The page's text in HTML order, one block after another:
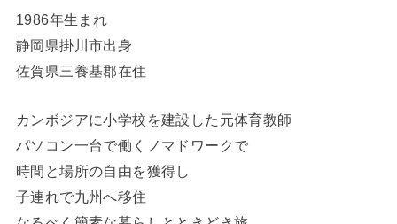
1986年生まれ
静岡県掛川市出身
佐賀県三養基郡在住
カンボジアに小学校を建設した元体育教師
パソコン一台で働くノマドワークで
時間と場所の自由を獲得し
子連れで九州へ移住